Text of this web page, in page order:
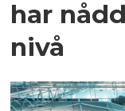
har
nivå